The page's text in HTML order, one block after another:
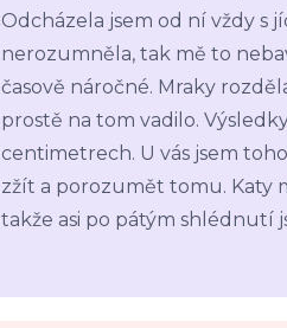
Odcházela jsem od ní vždy s
nerozumněla, tak mě to
časově náročné. Mraky
prostě na tom vadilo.
centimetrech. U vás jsem
zžít a porozumět tomu. Katy
takže asi po pátým shlédnutí